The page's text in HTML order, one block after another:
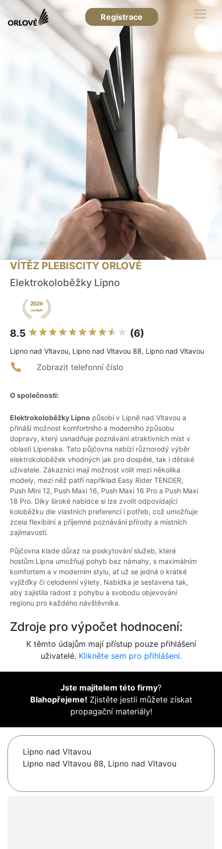
Registrace
VÍTĚZ PLEBISCITY ORLOVÉ
Elektrokoloběžky Lipno
8.5 (6)
Lipno nad Vltavou, Lipno nad Vltavou 88, Lipno nad Vltavou
Zobrazit telefonní číslo
O společnosti:
Elektrokoloběžky Lipno působí v Lipně nad Vltavou a
přináší možnost komfortního a moderního způsobu
dopravy, který usnadňuje poznávání atraktivních míst v
oblasti Lipenska. Tato půjčovna nabízí různorodý výběr
elektrokoloběžek vhodných jak pro dospělé, tak i dětské
uživatele. Zákazníci mají možnost volit mezi několika
modely, mezi něž patří například Easy Rider TENDER,
Push Mini 12, Push Maxi 16, Push Maxi 16 Pro a Push Maxi
18 Pro. Díky široké nabídce si lze zvolit odpovídající
koloběžku dle vlastních preferencí i potřeb, což umožňuje
zcela flexibilní a příjemné poznávání přírody a místních
zajímavostí.
Půjčovna klade důraz na poskytování služeb, které
hostům Lipna umožňují pohyb bez námahy, s maximálním
komfortem a v moderním stylu, ať už se jedná o krátké
vyjížďky či celodenní výlety. Nabídka je sestavena tak,
aby zajistila radost z pohybu a svobodu objevování
regionu pro každého návštěvníka.
Zdroje pro výpočet hodnocení:
K těmto údajům mají přístup pouze přihlášení
uživatelé. Klikněte sem pro přihlášení.
Jste majitelem této firmy?
Blahopřejeme! Zjistěte jestli můžete získat
propagační materiály!
Lipno nad Vltavou
Lipno nad Vltavou 88, Lipno nad Vltavou